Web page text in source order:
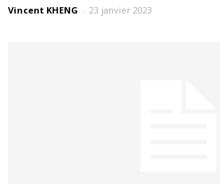
Vincent KHENG - 23 janvier 2023